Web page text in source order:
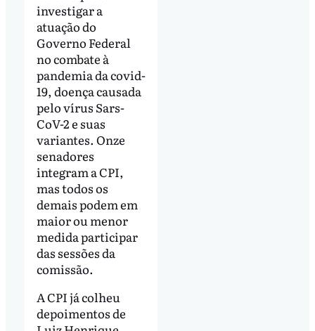
investigar a
atuação do
Governo Federal
no combate à
pandemia da covid-
19, doença causada
pelo vírus Sars-
CoV-2 e suas
variantes. Onze
senadores
integram a CPI,
mas todos os
demais podem em
maior ou menor
medida participar
das sessões da
comissão.
A CPI já colheu
depoimentos de